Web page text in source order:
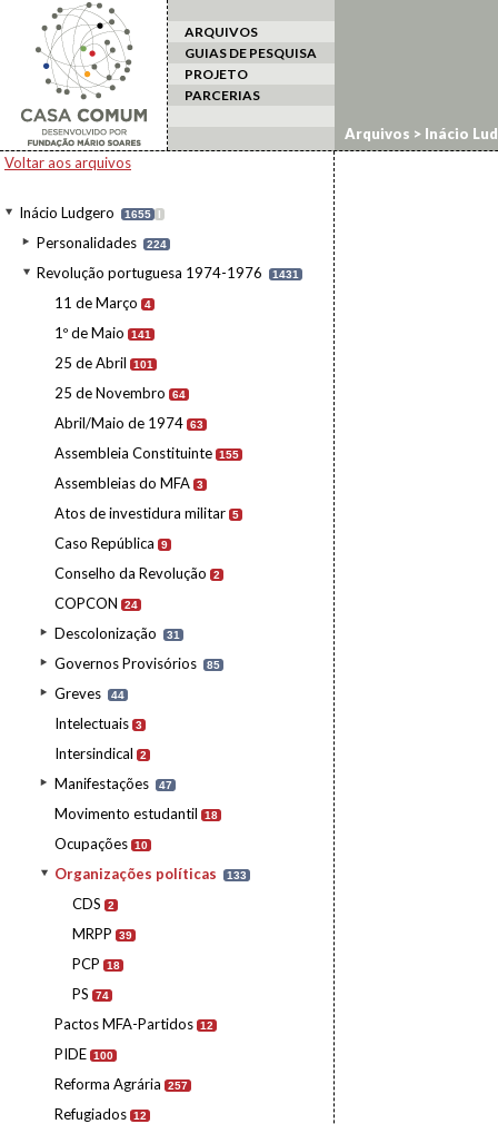
ARQUIVOS
GUIAS DE PESQUISA
PROJETO
PARCERIAS
Voltar aos arquivos
Inácio Ludgero 1655 I
Personalidades 224
Revolução portuguesa 1974-1976 1431
11 de Março 4
1º de Maio 141
25 de Abril 101
25 de Novembro 64
Abril/Maio de 1974 63
Assembleia Constituinte 155
Assembleias do MFA 3
Atos de investidura militar 5
Caso República 9
Conselho da Revolução 2
COPCON 24
Descolonização 31
Governos Provisórios 85
Greves 44
Intelectuais 3
Intersindical 2
Manifestações 47
Movimento estudantil 18
Ocupações 10
Organizações políticas 133
CDS 2
MRPP 39
PCP 18
PS 74
Pactos MFA-Partidos 12
PIDE 100
Reforma Agrária 257
Refugiados 12
Arquivos > Inácio